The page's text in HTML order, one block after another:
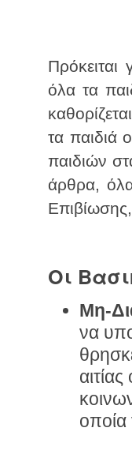
όλα τα
τα παιδιά
παιδιών
άρθρα,
Οι
Μη-
να
οποία